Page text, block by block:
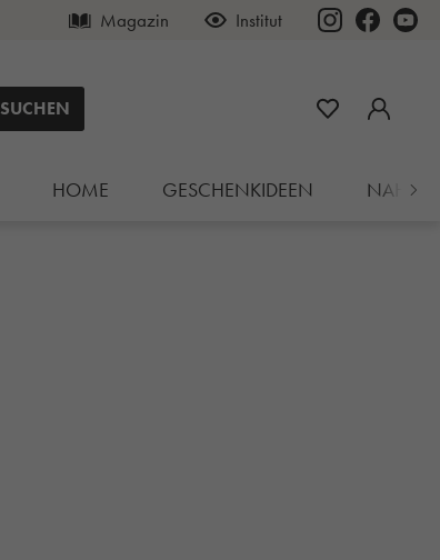
Magazin Institut
SUCHEN
HOME GESCHENKIDEEN